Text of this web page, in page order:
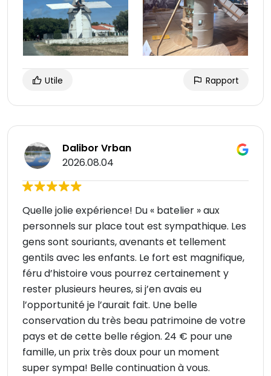
Utile Rapport
Dalibor Vrban
2026.08.04
Quelle jolie expérience! Du « batelier » aux
personnels sur place tout est sympathique. Les
gens sont souriants, avenants et tellement
gentils avec les enfants. Le fort est magnifique,
féru d’histoire vous pourrez certainement y
rester plusieurs heures, si j’en avais eu
l’opportunité je l’aurait fait. Une belle
conservation du très beau patrimoine de votre
pays et de cette belle région. 24 € pour une
famille, un prix très doux pour un moment
super sympa! Belle continuation à vous.